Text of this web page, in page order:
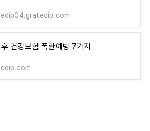
건강보험 폭탄예방 7가지